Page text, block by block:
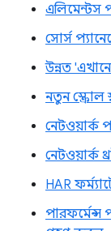
এলিমেন্টস
সোর্স
উন্নত
নতুন স্ক্রোল
নেটওয়ার্ক
নেটওয়ার্ক
HAR
পারফর্মেন্স